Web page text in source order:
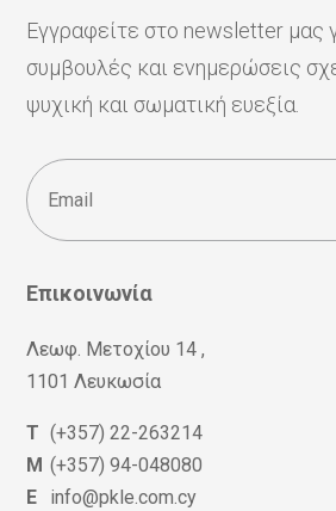
Εγγραφείτε στο newsletter μας
συμβουλές και ενημερώσεις
ψυχική και σωματική ευεξία.
Επικοινωνία
Λεωφ. Μετοχίου 14 ,
1101 Λευκωσία
T (+357) 22-263214
M (+357) 94-048080
E
info@pkle.com.cy